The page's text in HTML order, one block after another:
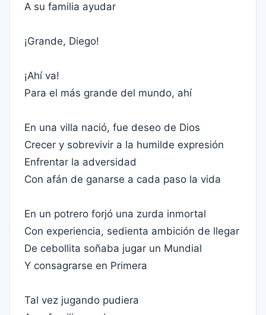
A su familia ayudar
¡Grande, Diego!
¡Ahí va!
Para el más grande del mundo, ahí
En una villa nació, fue deseo de Dios
Crecer y sobrevivir a la humilde expresión
Enfrentar la adversidad
Con afán de ganarse a cada paso la vida
En un potrero forjó una zurda inmortal
Con experiencia, sedienta ambición de llegar
De cebollita soñaba jugar un Mundial
Y consagrarse en Primera
Tal vez jugando pudiera